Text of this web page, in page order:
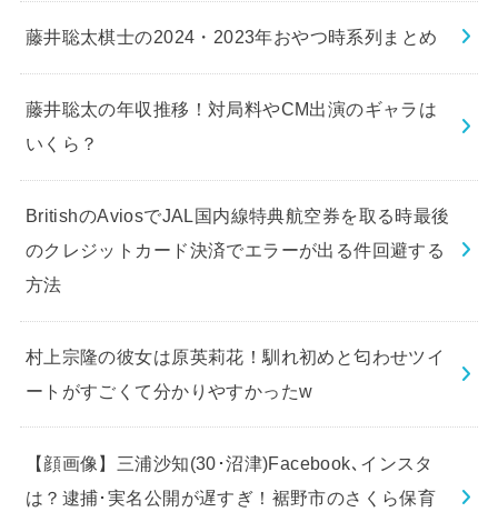
藤井聡太棋士の2024・2023年おやつ時系列まとめ
藤井聡太の年収推移！対局料やCM出演のギャラは
いくら？
BritishのAviosでJAL国内線特典航空券を取る時最後
のクレジットカード決済でエラーが出る件回避する
方法
村上宗隆の彼女は原英莉花！馴れ初めと匂わせツイ
ートがすごくて分かりやすかったw
【顔画像】三浦沙知(30･沼津)Facebook､インスタ
は？逮捕･実名公開が遅すぎ！裾野市のさくら保育